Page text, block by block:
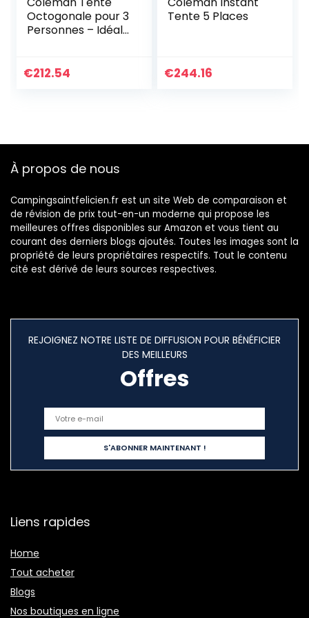
Octogonale pour 3
Personnes – Idéale
Dôme Étanche
€212.54
Tente 5 Places
€244.16
À propos de nous
Campingsaintfelicien.fr est un site Web de comparaison et
de révision de prix tout-en-un moderne qui propose les
meilleures offres disponibles sur Amazon et vous tient au
courant des derniers blogs ajoutés. Toutes les images sont la
propriété de leurs propriétaires respectifs. Tout le contenu
cité est dérivé de leurs sources respectives.
REJOIGNEZ NOTRE LISTE DE DIFFUSION POUR BÉNÉFICIER
DES MEILLEURS
Offres
Liens rapides
Home
Tout acheter
Blogs
Nos boutiques en ligne